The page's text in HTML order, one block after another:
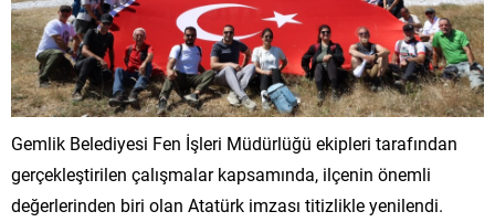
Gemlik Belediyesi Fen İşleri Müdürlüğü ekipleri tarafından
gerçekleştirilen çalışmalar kapsamında, ilçenin önemli
değerlerinden biri olan Atatürk imzası titizlikle yenilendi.